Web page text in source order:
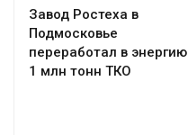
Завод Ростеха в
Подмосковье
переработал в энергию
1 млн тонн ТКО